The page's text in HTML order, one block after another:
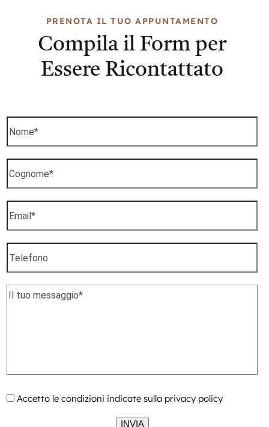
PRENOTA IL TUO APPUNTAMENTO
Compila il Form per
Essere Ricontattato
Accetto le condizioni indicate sulla privacy policy